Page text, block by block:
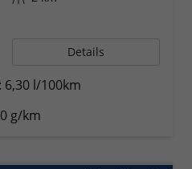
Details
6,30 l/100km
g/km